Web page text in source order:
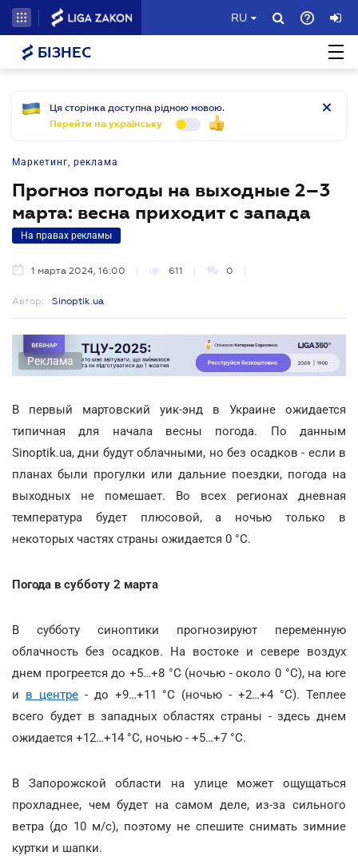
RU
БІЗНЕС
Ця сторінка доступна рідною мовою.
Перейти на українську
Маркетинг, реклама
Прогноз погоды на выходные 2–3
марта: весна приходит с запада
На правах рекламы
1 марта 2024, 16:00 611 0
Автор: Sinoptik.ua
Реклама
В первый мартовский уик-энд в Украине ожидается
типичная для начала весны погода. По данным
Sinoptik.ua, дни будут облачными, но без осадков - если в
планах были прогулки или дальние поездки, погода на
выходных не помешает. Во всех регионах дневная
температура будет плюсовой, а ночью только в
некоторых частях страны ожидается 0 °С.
Погода в субботу 2 марта
В субботу синоптики прогнозируют переменную
облачность без осадков. На востоке и севере воздух
днем прогреется до +5…+8 °С (ночью - около 0 °С), на юге
и в центре- до +9…+11 °С (ночью - +2…+4 °С). Теплее
всего будет в западных областях страны - здесь днем
ожидается +12…+14 °С, ночью - +5…+7 °С.
В Запорожской области на улице может ощущаться
прохладнее, чем будет на самом деле, из-за сильного
ветра (до 10 м/с), поэтому не спешите снимать зимние
куртки и шапки.